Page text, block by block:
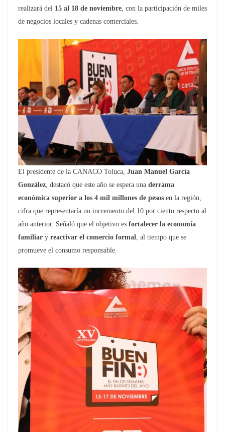
realizará del 15 al 18 de noviembre, con la participación de miles
de negocios locales y cadenas comerciales.
El presidente de la CANACO Toluca, Juan Manuel García
González , destacó que este año se espera una derrama
económica superior a los 4 mil millones de pesos en la región,
cifra que representaría un incremento del 10 por ciento respecto al
año anterior. Señaló que el objetivo es fortalecer la economía
familiar y reactivar el comercio formal
, al tiempo que se
promueve el consumo responsable.